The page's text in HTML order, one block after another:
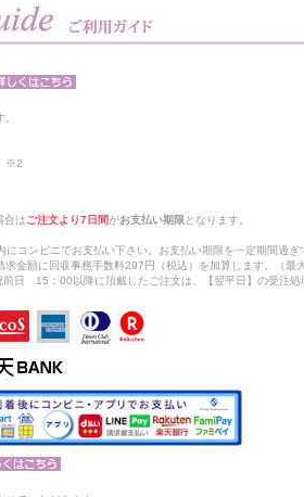
※2
合はご注文より7日間がお支払い期限 となります。
コンビニでお支払い下さい。お支払い期限を一定期間過ぎ
求金額に回収事務手数料297円（税込）を加算します。（最
前日 15：00以降に頂戴したご注文は、【翌平日】の受注処